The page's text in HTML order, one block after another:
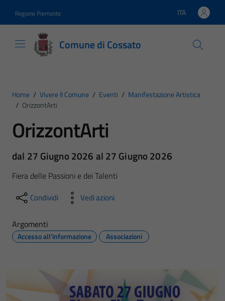
Regione Piemonte Lingua attiva:
ITA
Comune di Cossato
Home / Vivere Il Comune / Eventi / Manifestazione Artistica
/ OrizzontArti
OrizzontArti
dal 27 Giugno 2026 al 27 Giugno 2026
Fiera delle Passioni e dei Talenti
Condividi Vedi azioni
Argomenti
Accesso all'informazione Associazioni